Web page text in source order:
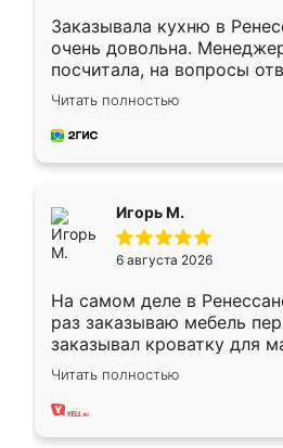
Заказывала кухню в
очень довольна.
посчитала, на вопросы
Замерщик приехал в
делу со всей
за день, ребята работали
Читать полностью
Игорь М.
6 августа 2026
На самом деле в
раз заказываю мебель
заказывал кроватку для
ребёнка при его
заказал шкаф-купе. По
хорошее сборка
Читать полностью